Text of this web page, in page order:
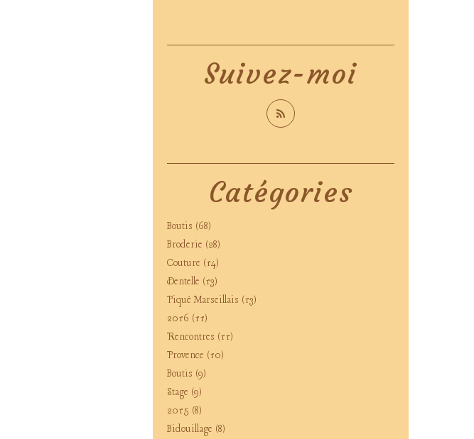
Catégories
Boutis (68)
Broderie (28)
Couture (14)
Dentelle (13)
Piqué Marseillais (13)
2016 (11)
Rencontres (11)
Provence (10)
Boutis (9)
Stage (9)
2015 (8)
Bidouillage (8)
Suivez-moi